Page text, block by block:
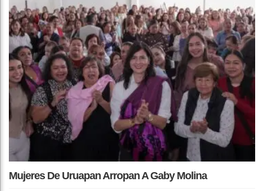
Mujeres De Uruapan Arropan A Gaby Molina